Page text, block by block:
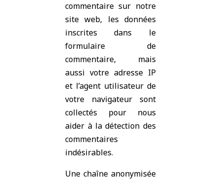
commentaire sur notre
site web, les données
inscrites dans le
formulaire de
commentaire, mais
aussi votre adresse IP
et l’agent utilisateur de
votre navigateur sont
collectés pour nous
aider à la détection des
commentaires
indésirables.
Une chaîne anonymisée